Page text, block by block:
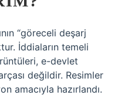
“göreceli deşarj
İddiaların temeli
e-devlet
değildir. Resimler
amacıyla hazırlandı.